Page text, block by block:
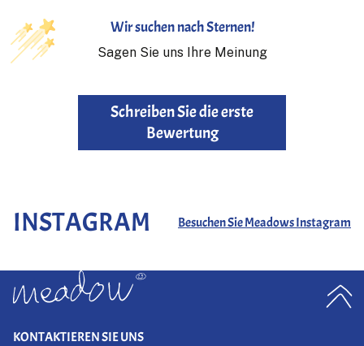
Wir suchen nach Sternen!
Sagen Sie uns Ihre Meinung
Schreiben Sie die erste
Bewertung
INSTAGRAM Besuchen Sie Meadows Instagram
KONTAKTIEREN SIE UNS